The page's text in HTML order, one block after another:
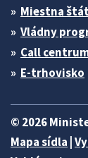
Miestna
Vládny
Call centrum
E-trhovisko
© 2026
Mapa sídla